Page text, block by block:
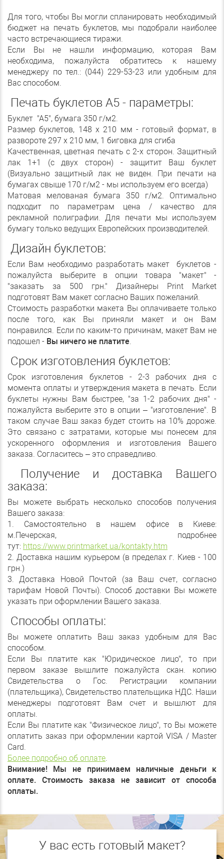
Для того, чтобы Вы могли спланировать необходимый
бюджет на печать буклетов, мы подобрали наиболее
часто встречающиеся тиражи.
Если Вы не нашли информацию, которая Вам
необходима, пожалуйста обратитесь к нашему
менеджеру по тел.: (044) 229-53-23 или удобным для
Вас способом.
Печать буклетов А5 - параметры:
Буклет "А5", бумага 350 г/м2.
Размер буклетов, 148 х 210 мм - готовый формат, в
развороте 297 х 210 мм, 1 биговка для сгиба
Качественная, цветная печать с 2-х сторон. Защитный
лак 1+1 (с двух сторон) - защитит Ваш буклет
(Визуально защитный лак не виден. При печати на
бумагах свыше 170 г/м2 - мы используем его всегда)
Матовая мелованая бумага 350 г/м2. Оптимально
подходит по параметрам цена / качество для
рекламной полиграфии. Для печати мы используем
бумагу только ведущих Европейских производителей.
Дизайн буклетов:
Если Вам необходимо разработать макет буклетов -
пожалуйста выберите в опции товара "макет" -
"заказать за 500 грн." Дизайнеры Print Market
подготовят Вам макет согласно Ваших пожеланий.
Стоимость разработки макета Вы оплачиваете только
после того, как Вы приняли макет и он Вам
понравился. Если по каким-то причинам, макет Вам не
подошел - Вы ничего не платите.
Срок изготовления буклетов:
Срок изготовления буклетов - 2-3 рабочих дня с
момента оплаты и утверждения макета в печать. Если
буклеты нужны Вам быстрее, "за 1-2 рабочих дня" -
пожалуйста выберите это в опции – "изготовление". В
таком случае Ваш заказ будет стоить на 10% дороже.
Это связано с затратами, которые мы понесем для
ускоренного оформления и изготовления Вашего
заказа. Согласитесь – это справедливо
Получение и доставка Вашего
заказа:
Вы можете выбрать несколько способов получения
Вашего заказа:
1. Самостоятельно в нашем офисе в Киеве:
м.Печерская, подробнее
тут: https://www.printmarket.ua/kontakty.htm
2. Доставка нашим курьером (в пределах г. Киев - 100
грн.)
3. Доставка Новой Почтой (за Ваш счет, согласно
тарифам Новой Почты). Способ доставки Вы можете
указать при оформлении Вашего заказа.
Способы оплаты:
Вы можете оплатить Ваш заказ удобным для Вас
способом.
Если Вы платите как "Юридическое лицо", то при
первом заказе вышлите пожалуйста скан. копию
Свидетельства о Гос. Регистрации компании
(плательщика), Свидетельство плательщика НДС. Наши
менеджеры подготовят Вам счет и вышлют для
оплаты.
Если Вы платите как "Физическое лицо", то Вы можете
оплатить заказ при оформлении картой VISA / Master
Card.
Более подробно об оплате.
Внимание! Мы не принимаем наличные деньги к
оплате. Стоимость заказа не зависит от способа
оплаты.
У вас есть готовый макет?